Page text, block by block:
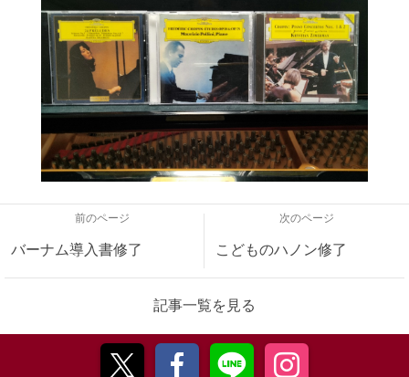
前のページ
バーナム導入書修了
次のページ
こどものハノン修了
記事一覧を見る